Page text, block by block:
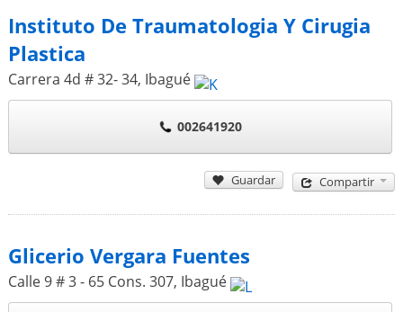
Instituto De Traumatologia Y Cirugia
Plastica
Carrera 4d # 32- 34, Ibagué
002641920
Guardar Compartir
Glicerio Vergara Fuentes
Calle 9 # 3 - 65 Cons. 307, Ibagué